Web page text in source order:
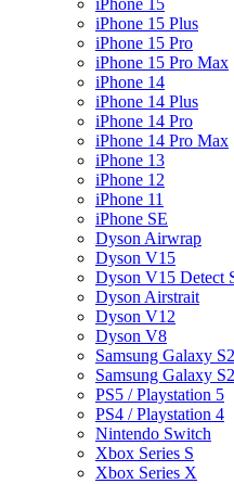
iPhone 15
iPhone 15 Plus
iPhone 15 Pro
iPhone 15 Pro Max
iPhone 14
iPhone 14 Plus
iPhone 14 Pro
iPhone 14 Pro Max
iPhone 13
iPhone 12
iPhone 11
iPhone SE
Dyson Airwrap
Dyson V15
Dyson V15 Detect
Dyson Airstrait
Dyson V12
Dyson V8
Samsung Galaxy
Samsung Galaxy
PS5 / Playstation 5
PS4 / Playstation 4
Nintendo Switch
Xbox Series S
Xbox Series X